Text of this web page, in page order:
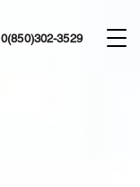
0(850)302-3529